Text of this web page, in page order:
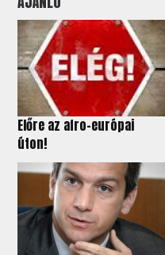
Előre az afro-európai
úton!